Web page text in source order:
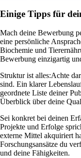
Einige Tipps für
Mach deine Bewerbung
eine persönliche
Biochemie und
Bewerbung einzigartig
Struktur ist alles:Achte
sind. Ein klarer
geordnete Liste deiner
Überblick über deine
Sei konkret bei deinen
Projekte und Erfolge
externe Mittel akquiriert
Forschungsansätze du
und deine Fähigkeiten.